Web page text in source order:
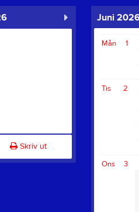
Skriv ut
Juni
1
Mån
2
Tis
3
Ons